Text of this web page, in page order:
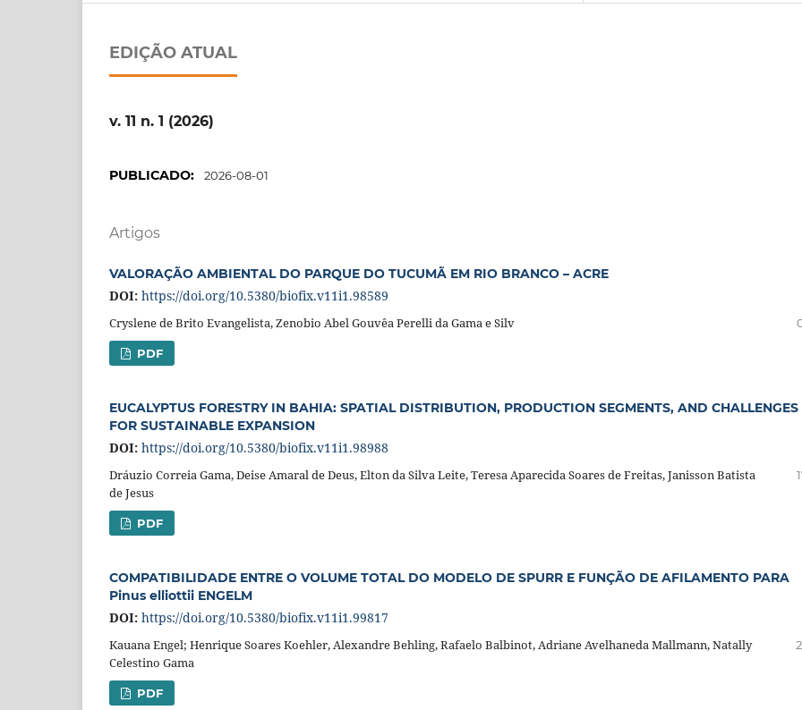
EDIÇÃO ATUAL
v. 11 n. 1 (2026)
PUBLICADO: 2026-08-01
Artigos
VALORAÇÃO AMBIENTAL DO PARQUE DO TUCUMÃ EM RIO BRANCO – ACRE
DOI: https://doi.org/10.5380/biofix.v11i1.98589
Cryslene de Brito Evangelista, Zenobio Abel Gouvêa Perelli da Gama e Silv
PDF
EUCALYPTUS FORESTRY IN BAHIA: SPATIAL DISTRIBUTION, PRODUCTION SEGMENTS, AND CHALLENGES
FOR SUSTAINABLE EXPANSION
DOI: https://doi.org/10.5380/biofix.v11i1.98988
Dráuzio Correia Gama, Deise Amaral de Deus, Elton da Silva Leite, Teresa Aparecida Soares de Freitas, Janisson Batista
de Jesus
PDF
COMPATIBILIDADE ENTRE O VOLUME TOTAL DO MODELO DE SPURR E FUNÇÃO DE AFILAMENTO PARA
Pinus elliottii ENGELM
DOI: https://doi.org/10.5380/biofix.v11i1.99817
Kauana Engel; Henrique Soares Koehler, Alexandre Behling, Rafaelo Balbinot, Adriane Avelhaneda Mallmann, Natally
Celestino Gama
PDF